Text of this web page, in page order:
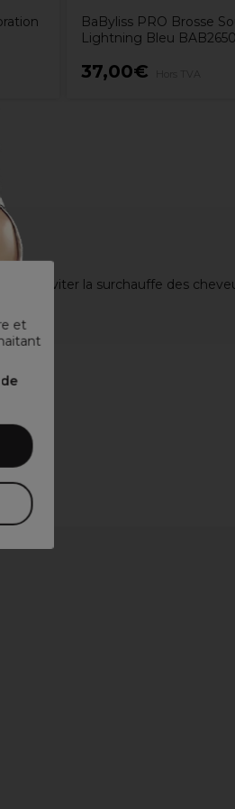
et
BaByliss PRO Brosse
Lightning Bleu
37,00€
pour éviter la surchauffe des